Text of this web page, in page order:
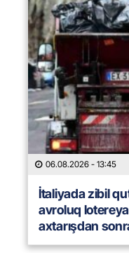
06.08.2026 - 13:45
İtaliyada zibil
avroluq
axtarışdan